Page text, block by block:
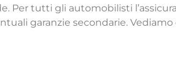
Per tutti gli automobilisti
garanzie secondarie. Vediamo